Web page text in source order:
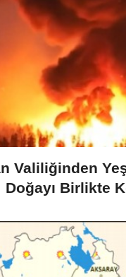
Valiliğinden
Doğayı Birlikte